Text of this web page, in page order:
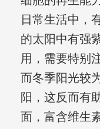
日常生活中，
的太阳中有强
用，需要特别
而冬季阳光较
阳，这反而有
面，富含维生